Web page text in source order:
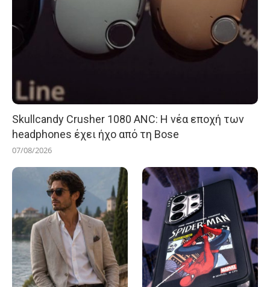
Skullcandy Crusher 1080 ANC: Η νέα εποχή των
headphones έχει ήχο από τη Bose
07/08/2026